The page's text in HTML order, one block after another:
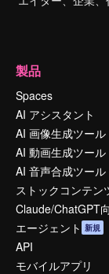
製品
Spaces
AI アシスタント
AI 画像生成ツール
AI 動画生成ツール
AI 音声合成ツール
ストックコンテン
Claude/ChatGPT
エージェント 新規
API
モバイルアプリ